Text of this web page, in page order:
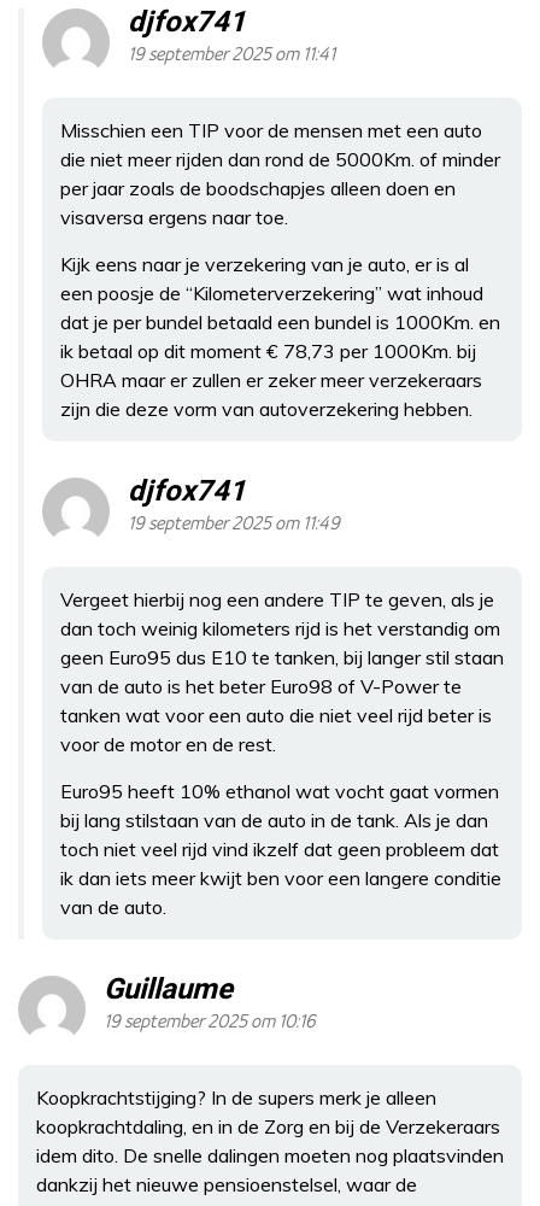
djfox741
19 september 2025 om 11:41
Misschien een TIP voor de mensen met een auto
die niet meer rijden dan rond de 5000Km. of minder
per jaar zoals de boodschapjes alleen doen en
visaversa ergens naar toe.
Kijk eens naar je verzekering van je auto, er is al
een poosje de “Kilometerverzekering” wat inhoud
dat je per bundel betaald een bundel is 1000Km. en
ik betaal op dit moment € 78,73 per 1000Km. bij
OHRA maar er zullen er zeker meer verzekeraars
zijn die deze vorm van autoverzekering hebben.
djfox741
19 september 2025 om 11:49
Vergeet hierbij nog een andere TIP te geven, als je
dan toch weinig kilometers rijd is het verstandig om
geen Euro95 dus E10 te tanken, bij langer stil staan
van de auto is het beter Euro98 of V-Power te
tanken wat voor een auto die niet veel rijd beter is
voor de motor en de rest.
Euro95 heeft 10% ethanol wat vocht gaat vormen
bij lang stilstaan van de auto in de tank. Als je dan
toch niet veel rijd vind ikzelf dat geen probleem dat
ik dan iets meer kwijt ben voor een langere conditie
van de auto.
Guillaume
19 september 2025 om 10:16
Koopkrachtstijging? In de supers merk je alleen
koopkrachtdaling, en in de Zorg en bij de Verzekeraars
idem dito. De snelle dalingen moeten nog plaatsvinden
dankzij het nieuwe pensioenstelsel, waar de